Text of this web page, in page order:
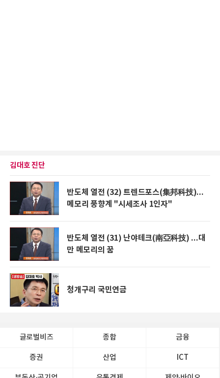
김대호 진단
반도체 열전 (32) 트렌드포스(集邦科技)...
메모리 풍향계 "시세조사 1인자"
반도체 열전 (31) 난야테크(南亞科技) ...대
만 메모리의 꿈
청개구리 국민연금
글로벌비즈 종합 금융
증권 산업 ICT